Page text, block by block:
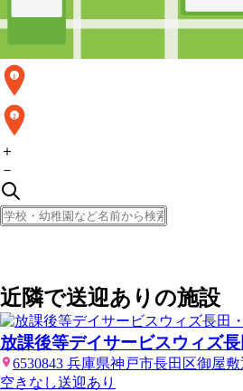
1
2
＋
－
近隣で送迎ありの施設
放課後等デイサービスウィズ
6530843 兵庫県神戸市長田区御屋
空きなし送迎あり